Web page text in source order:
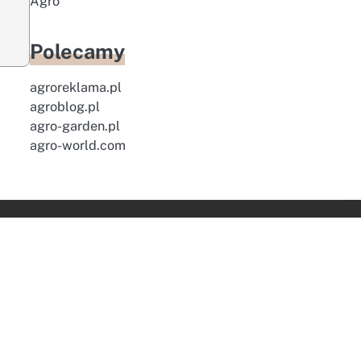
Polecamy
agroreklama.pl
agroblog.pl
agro-garden.pl
agro-world.com